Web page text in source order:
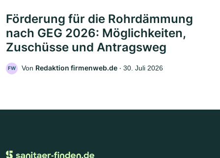
Förderung für die Rohrdämmung
nach GEG 2026: Möglichkeiten,
Zuschüsse und Antragsweg
FW Von Redaktion firmenweb.de ‧ 30. Juli 2026